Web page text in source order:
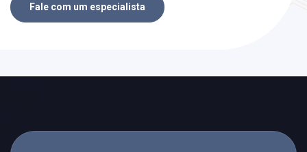
Fale com um especialista